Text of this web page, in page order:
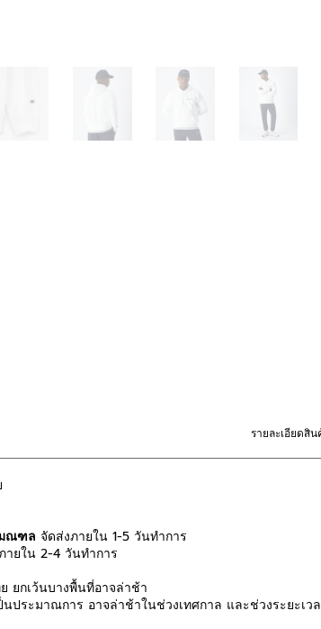
รายละเอียดสิน
มณฑล จัดส่งภายใน 1-5 วันทำการ
ายใน 2-4 วันทำการ
ยกเว้นบางพื้นที่อาจล่าช้า
ป็นประมาณการ อาจล่าช้าในช่วงเทศกาล และช่วงระยะ